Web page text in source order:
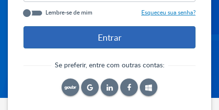
Lembre-se de mim Esqueceu sua senha?
Se preferir, entre com outras contas: